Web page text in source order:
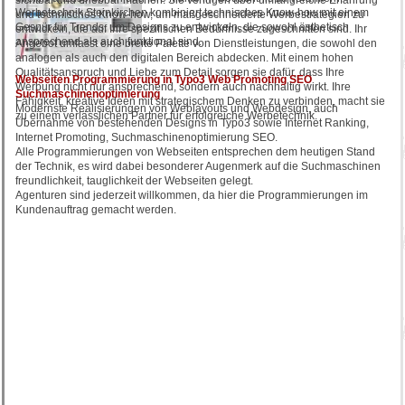
Werbetechnik Steinkirchen kombiniert technisches Know-how mit einem
Gespür für Trends, um Designs zu entwickeln, die sowohl ästhetisch
ansprechend als auch funktional sind.
und technisches Know-how, um maßgeschneiderte Werbestrategien zu
entwickeln, die auf Ihre spezifischen Bedürfnisse zugeschnitten sind. Ihr
Angebot umfasst eine breite Palette von Dienstleistungen, die sowohl den
analogen als auch den digitalen Bereich abdecken. Mit einem hohen
Qualitätsanspruch und Liebe zum Detail sorgen sie dafür, dass Ihre
Werbung nicht nur ansprechend, sondern auch nachhaltig wirkt. Ihre
Fähigkeit, kreative Ideen mit strategischem Denken zu verbinden, macht sie
zu einem verlässlichen Partner für erfolgreiche Werbetechnik.
Webseiten Programmierung in Typo3 Web Promoting SEO
Suchmaschinenoptimierung
Modernste Realisierungen von Weblayouts und Webdesign, auch
Übernahme von bestehenden Designs in Typo3 sowie Internet Ranking,
Internet Promoting, Suchmaschinenoptimierung SEO.
Alle Programmierungen von Webseiten entsprechen dem heutigen Stand
der Technik, es wird dabei besonderer Augenmerk auf die Suchmaschinen
freundlichkeit, tauglichkeit der Webseiten gelegt.
Agenturen sind jederzeit willkommen, da hier die Programmierungen im
Kundenauftrag gemacht werden.